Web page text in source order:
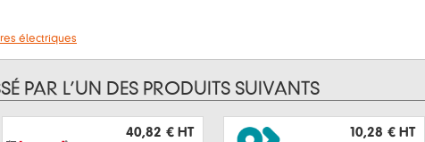
électriques
PAR L’UN DES PRODUITS SUIVANTS
40,82 € HT
10,28 € HT